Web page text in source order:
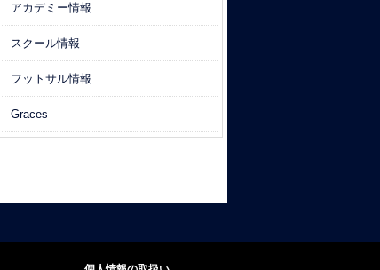
アカデミー情報
スクール情報
フットサル情報
Graces